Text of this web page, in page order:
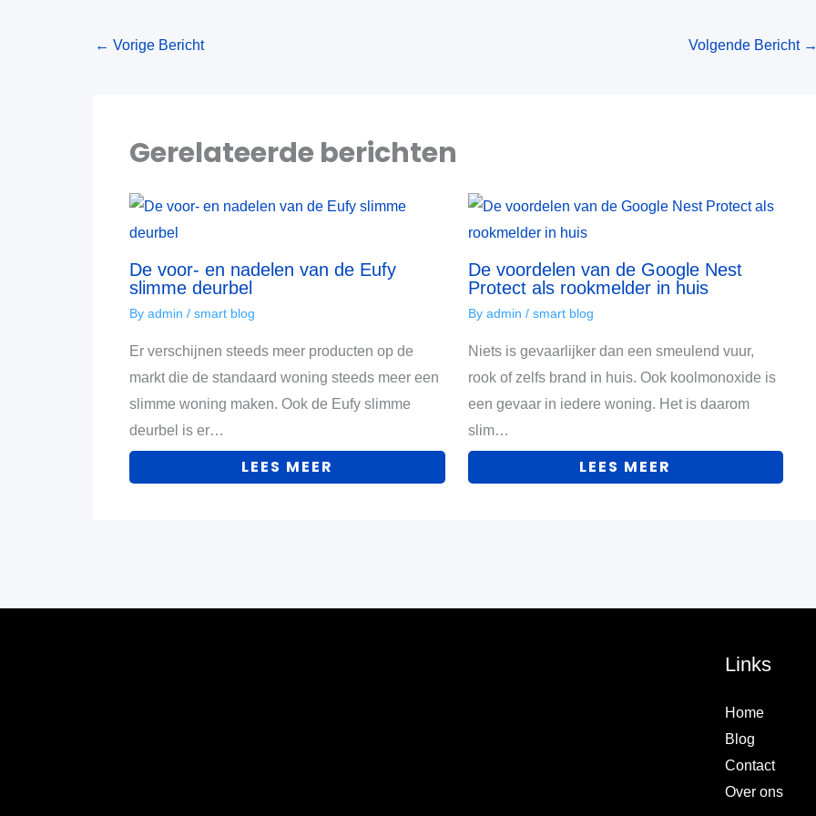
← Vorige Bericht Volgende Bericht
Gerelateerde berichten
De voor- en nadelen van de Eufy
slimme deurbel
By admin / smart blog
Er verschijnen steeds meer producten op de
markt die de standaard woning steeds meer een
slimme woning maken. Ook de Eufy slimme
deurbel is er…
LEES MEER
De voordelen van de Google Nest
Protect als rookmelder in huis
By admin / smart blog
Niets is gevaarlijker dan een smeulend vuur,
rook of zelfs brand in huis. Ook koolmonoxide is
een gevaar in iedere woning. Het is daarom
slim…
LEES MEER
Links
Home
Blog
Contact
Over ons